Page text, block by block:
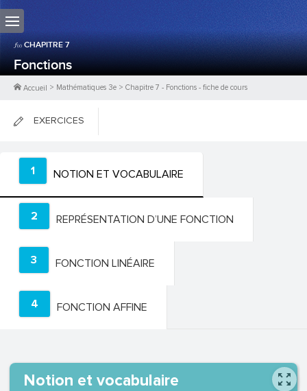
CHAPITRE 7
Fonctions
Accueil > Mathématiques 3e > Chapitre 7 - Fonctions - fiche de cours
EXERCICES
FICHES DE COURS
0PTS
1 NOTION ET VOCABULAIRE
2 REPRÉSENTATION D’UNE FONCTION
3 FONCTION LINÉAIRE
4 FONCTION AFFINE
Notion et vocabulaire